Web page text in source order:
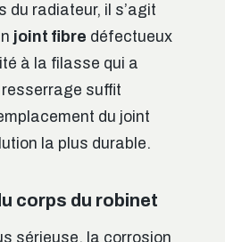
du radiateur, il s’agit
joint fibre défectueux
à la filasse qui a
suffit
du joint
la plus durable.
corps du robinet
sérieuse, la corrosion